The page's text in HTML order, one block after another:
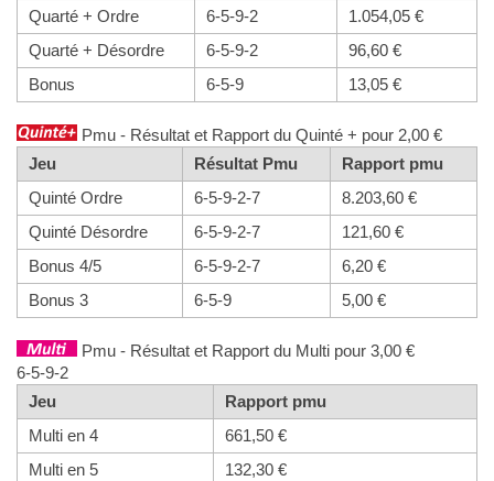
Quarté + Ordre
6-5-9-2
1.054,05 €
Quarté + Désordre
6-5-9-2
96,60 €
Bonus
6-5-9 13,05 €
Pmu - Résultat et Rapport du Quinté + pour 2,00 €
Jeu
Résultat Pmu
Rapport pmu
Quinté Ordre
6-5-9-2-7
8.203,60 €
Quinté Désordre
6-5-9-2-7
121,60 €
Bonus 4/5
6-5-9-2-7
6,20 €
Bonus 3
6-5-9 5,00 €
Pmu - Résultat et Rapport du Multi pour 3,00 €
6-5-9-2
Jeu
Rapport pmu
Multi en 4
661,50 €
Multi en 5
132,30 €